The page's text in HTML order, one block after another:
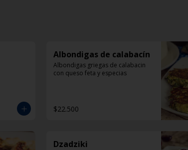
Albondigas de calabacín
Albondigas griegas de calabacin
con queso feta y especias
$22.500
Dzadziki